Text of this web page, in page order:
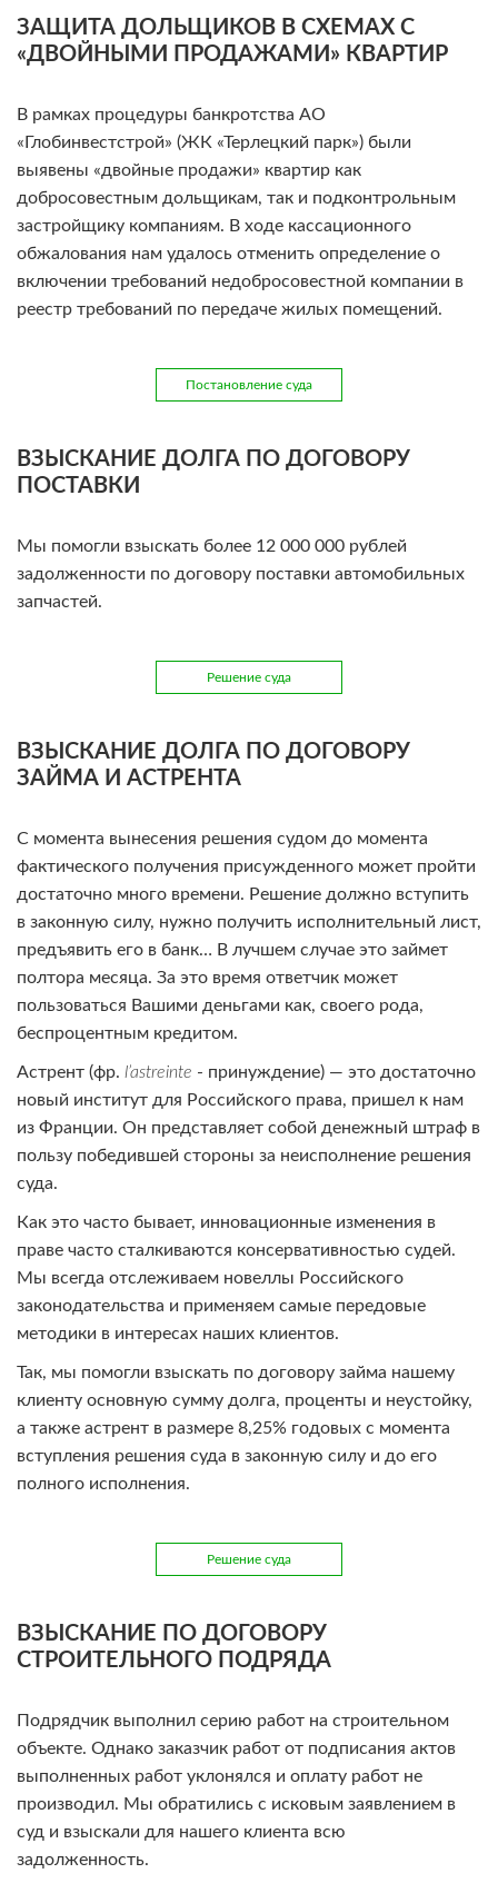
ЗАЩИТА ДОЛЬЩИКОВ В СХЕМАХ С
«ДВОЙНЫМИ ПРОДАЖАМИ» КВАРТИР
В рамках процедуры банкротства АО
«Глобинвестстрой» (ЖК «Терлецкий парк») были
выявены «двойные продажи» квартир как
добросовестным дольщикам, так и подконтрольным
застройщику компаниям. В ходе кассационного
обжалования нам удалось отменить определение о
включении требований недобросовестной компании в
реестр требований по передаче жилых помещений.
Постановление суда
ВЗЫСКАНИЕ ДОЛГА ПО ДОГОВОРУ
ПОСТАВКИ
Мы помогли взыскать более 12 000 000 рублей
задолженности по договору поставки автомобильных
запчастей.
Решение суда
ВЗЫСКАНИЕ ДОЛГА ПО ДОГОВОРУ
ЗАЙМА И АСТРЕНТА
С момента вынесения решения судом до момента
фактического получения присужденного может пройти
достаточно много времени. Решение должно вступить
в законную силу, нужно получить исполнительный лист,
предъявить его в банк… В лучшем случае это займет
полтора месяца. За это время ответчик может
пользоваться Вашими деньгами как, своего рода,
беспроцентным кредитом.
Астрент (фр. l’astreinte - принуждение) — это достаточно
новый институт для Российского права, пришел к нам
из Франции. Он представляет собой денежный штраф в
пользу победившей стороны за неисполнение решения
суда.
Как это часто бывает, инновационные изменения в
праве часто сталкиваются консервативностью судей.
Мы всегда отслеживаем новеллы Российского
законодательства и применяем самые передовые
методики в интересах наших клиентов.
Так, мы помогли взыскать по договору займа нашему
клиенту основную сумму долга, проценты и неустойку,
а также астрент в размере 8,25% годовых с момента
вступления решения суда в законную силу и до его
полного исполнения.
Решение суда
ВЗЫСКАНИЕ ПО ДОГОВОРУ
СТРОИТЕЛЬНОГО ПОДРЯДА
Подрядчик выполнил серию работ на строительном
объекте. Однако заказчик работ от подписания актов
выполненных работ уклонялся и оплату работ не
производил. Мы обратились с исковым заявлением в
суд и взыскали для нашего клиента всю
задолженность.